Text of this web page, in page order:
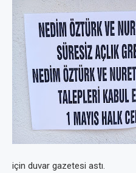
için duvar gazetesi astı.